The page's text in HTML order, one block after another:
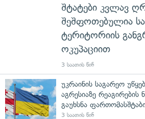
შტატები კვლავ
შეშფოთებულია
ტერიტორიის
ოკუპაციით
3 საათის წინ
უკრაინის საგარეო
აგრესიაზე რეაგირების
გაუხსნა
3 საათის წინ